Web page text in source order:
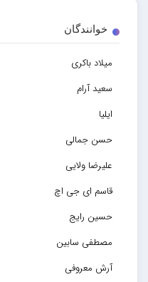
خوانندگان
میلاد باکری
سعید آرام
ایلیا
حسن جمالی
علیرضا ولایی
قاسم ای جی اچ
حسین رایج
مصطفی سابین
آرش معروفی